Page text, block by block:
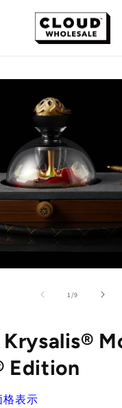
1/の
9
Krysalis®
Edition
格表示